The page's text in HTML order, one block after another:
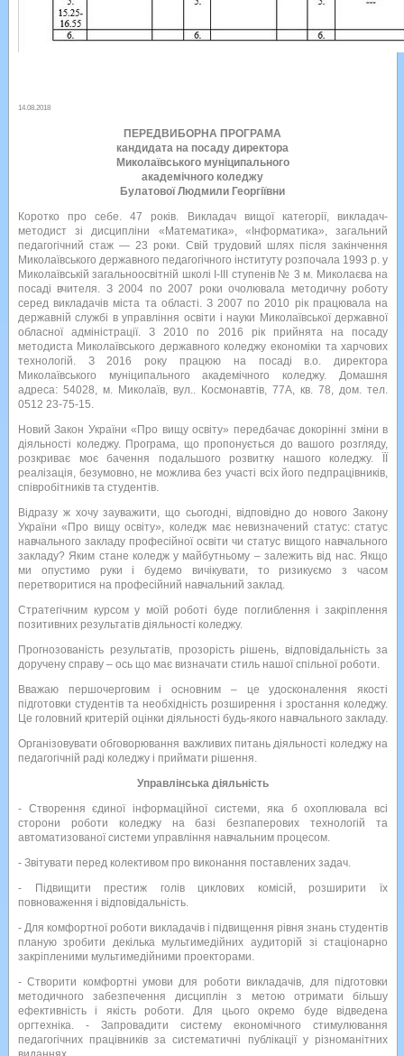
14.08.2018
ПЕРЕДВИБОРНА ПРОГРАМА
кандидата на посаду директора
Миколаївського муніципального
академічного коледжу
Булатової Людмили Георгіївни
Коротко про себе. 47 років. Викладач вищої категорії, викладач-
методист зі дисципліни «Математика», «Інформатика», загальний
педагогічний стаж — 23 роки. Свій трудовий шлях після закінчення
Миколаївського державного педагогічного інституту розпочала 1993 р. у
Миколаївській загальноосвітній школі І-ІІІ ступенів № 3 м. Миколаєва на
посаді вчителя. З 2004 по 2007 роки очолювала методичну роботу
серед викладачів міста та області. З 2007 по 2010 рік працювала на
державній службі в управління освіти і науки Миколаївської державної
обласної адміністрації. З 2010 по 2016 рік прийнята на посаду
методиста Миколаївського державного коледжу економіки та харчових
технологій. З 2016 року працюю на посаді в.о. директора
Миколаївського муніципального академічного коледжу. Домашня
адреса: 54028, м. Миколаїв, вул.. Космонавтів, 77А, кв. 78, дом. тел.
0512 23-75-15.
Новий Закон України «Про вищу освіту» передбачає докорінні зміни в
діяльності коледжу. Програма, що пропонується до вашого розгляду,
розкриває моє бачення подальшого розвитку нашого коледжу. ЇЇ
реалізація, безумовно, не можлива без участі всіх його педпрацівників,
співробітників та студентів.
Відразу ж хочу зауважити, що сьогодні, відповідно до нового Закону
України «Про вищу освіту», коледж має невизначений статус: статус
навчального закладу професійної освіти чи статус вищого навчального
закладу? Яким стане коледж у майбутньому – залежить від нас. Якщо
ми опустимо руки і будемо вичікувати, то ризикуємо з часом
перетворитися на професійний навчальний заклад.
Стратегічним курсом у моїй роботі буде поглиблення і закріплення
позитивних результатів діяльності коледжу.
Прогнозованість результатів, прозорість рішень, відповідальність за
доручену справу – ось що має визначати стиль нашої спільної роботи.
Вважаю першочерговим і основним – це удосконалення якості
підготовки студентів та необхідність розширення і зростання коледжу.
Це головний критерій оцінки діяльності будь-якого навчального закладу.
Організовувати обговорювання важливих питань діяльності коледжу на
педагогічній раді коледжу і приймати рішення.
Управлінська діяльність
- Створення єдиної інформаційної системи, яка б охоплювала всі
сторони роботи коледжу на базі безпаперових технологій та
автоматизованої системи управління навчальним процесом.
- Звітувати перед колективом про виконання поставлених задач.
- Підвищити престиж голів циклових комісій, розширити їх
повноваження і відповідальність.
- Для комфортної роботи викладачів і підвищення рівня знань студентів
планую зробити декілька мультимедійних аудиторій зі стаціонарно
закріпленими мультимедійними проекторами.
- Створити комфортні умови для роботи викладачів, для підготовки
методичного забезпечення дисциплін з метою отримати більшу
ефективність і якість роботи. Для цього окремо буде відведена
оргтехніка. - Запровадити систему економічного стимулювання
педагогічних працівників за систематичні публікації у різноманітних